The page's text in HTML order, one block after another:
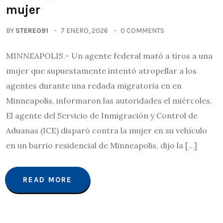
mujer
BY STEREO91 7 ENERO, 2026 0 COMMENTS
MINNEAPOLIS.- Un agente federal mató a tiros a una
mujer que supuestamente intentó atropellar a los
agentes durante una redada migratoria en en
Minneapolis, informaron las autoridades el miércoles.
El agente del Servicio de Inmigración y Control de
Aduanas (ICE) disparó contra la mujer en su vehículo
en un barrio residencial de Minneapolis, dijo la […]
READ MORE